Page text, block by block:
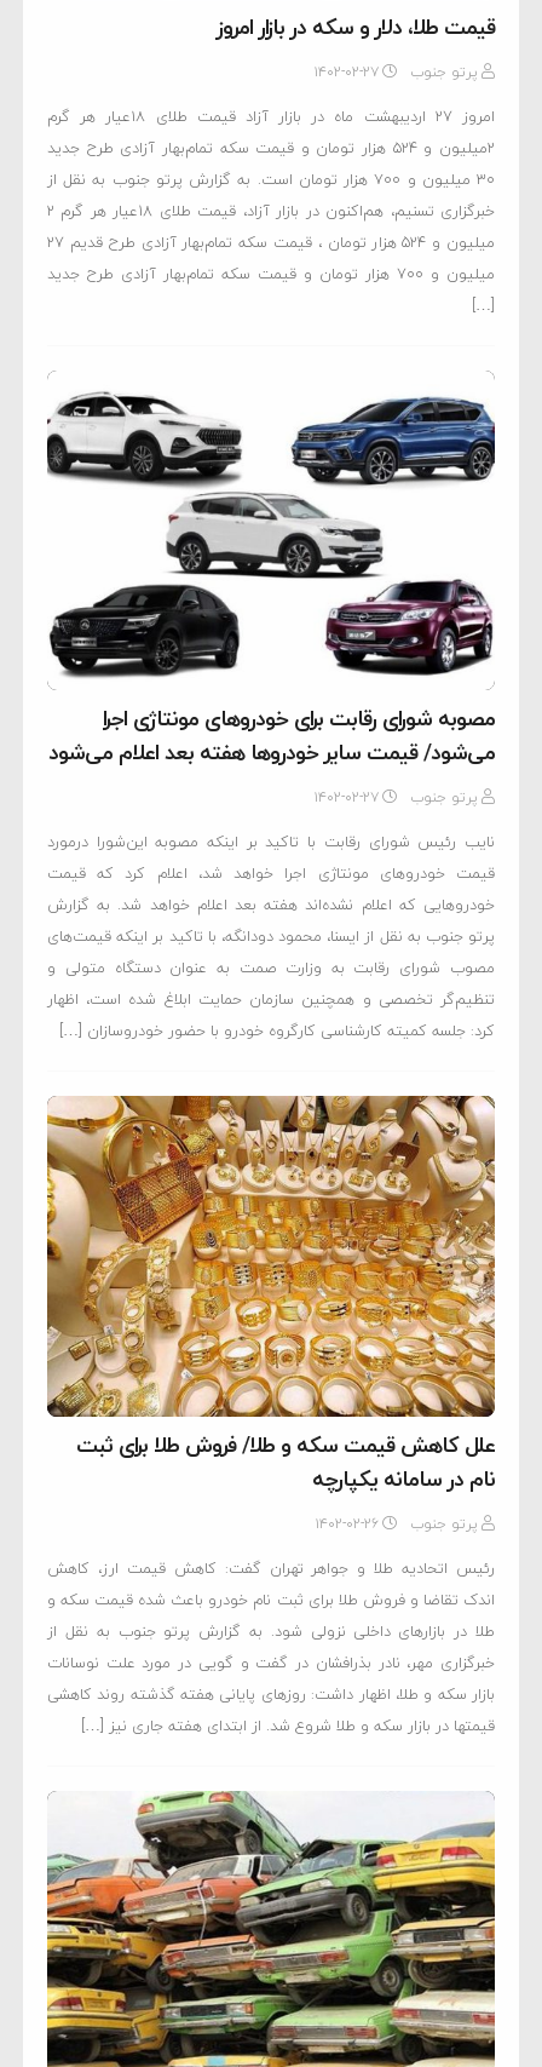
قیمت طلا، دلار و سکه در بازار امروز
پرتو جنوب ۱۴۰۲-۰۲-۲۷
امروز 27 اردیبهشت ماه در بازار آزاد قیمت طلای ۱۸عیار هر گرم
۲میلیون و ۵۲۴ هزار تومان و قیمت سکه تمام‌بهار آزادی طرح جدید
۳۰ میلیون و ۷۰۰ هزار تومان است. به گزارش پرتو جنوب به نقل از
خبرگزاری تسنیم، هم‌اکنون در بازار آزاد، قیمت طلای 18عیار هر گرم 2
میلیون و 524 هزار تومان ، قیمت سکه تمام‌بهار آزادی طرح قدیم 27
میلیون و 700 هزار تومان و قیمت سکه تمام‌بهار آزادی طرح جدید
[…]
مصوبه شورای رقابت برای خودروهای مونتاژی اجرا
می‌شود/ قیمت سایر خودروها هفته بعد اعلام می‌شود
پرتو جنوب ۱۴۰۲-۰۲-۲۷
نایب رئیس شورای رقابت با تاکید بر اینکه مصوبه این‌شورا درمورد
قیمت خودروهای مونتاژی اجرا خواهد شد، اعلام کرد که قیمت
خودروهایی که اعلام نشده‌اند هفته بعد اعلام خواهد شد. به گزارش
پرتو جنوب به نقل از ایسنا، محمود دودانگه، با تاکید بر اینکه قیمت‌های
مصوب شورای رقابت به وزارت صمت به عنوان دستگاه متولی و
تنظیم‌گر تخصصی و همچنین سازمان حمایت ابلاغ شده است، اظهار
کرد: جلسه کمیته کارشناسی کارگروه خودرو با حضور خودروسازان […]
علل کاهش قیمت سکه و طلا/ فروش طلا برای ثبت
نام در سامانه یکپارچه
پرتو جنوب ۱۴۰۲-۰۲-۲۶
رئیس اتحادیه طلا و جواهر تهران گفت: کاهش قیمت ارز، کاهش
اندک تقاضا و فروش طلا برای ثبت نام خودرو باعث شده قیمت‌ سکه و
طلا در بازارهای داخلی نزولی شود. به گزارش پرتو جنوب به نقل از
خبرگزاری مهر، نادر بذرافشان در گفت و گویی در مورد علت نوسانات
بازار سکه و طلا، اظهار داشت: روزهای پایانی هفته گذشته روند کاهشی
قیمتها در بازار سکه و طلا شروع شد. از ابتدای هفته جاری نیز […]